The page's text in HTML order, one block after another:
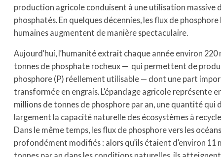
production agricole conduisent à une utilisation massive
phosphatés. En quelques décennies, les flux de
humaines augmentent de manière spectaculaire.
Aujourd’hui, l’humanité extrait chaque année environ 220
tonnes de phosphate rocheux — qui permettent de
phosphore (P) réellement utilisable — dont une part
transformée en engrais. L’épandage agricole représente
millions de tonnes de phosphore par an, une quantité qui
largement la capacité naturelle des écosystèmes à
Dans le même temps, les flux de phosphore vers les
profondément modifiés : alors qu’ils étaient d’environ 11